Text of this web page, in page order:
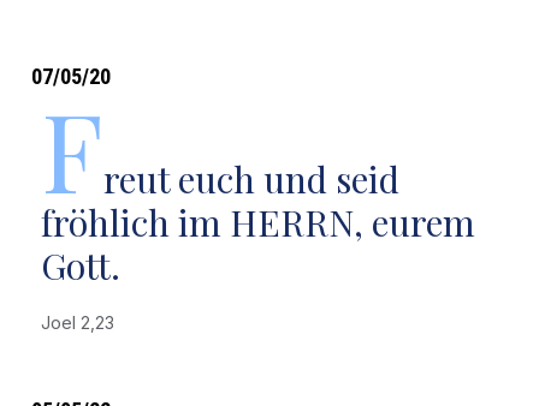
07/05/20
Freut euch und seid
fröhlich im HERRN, eurem
Gott.
Joel 2,23